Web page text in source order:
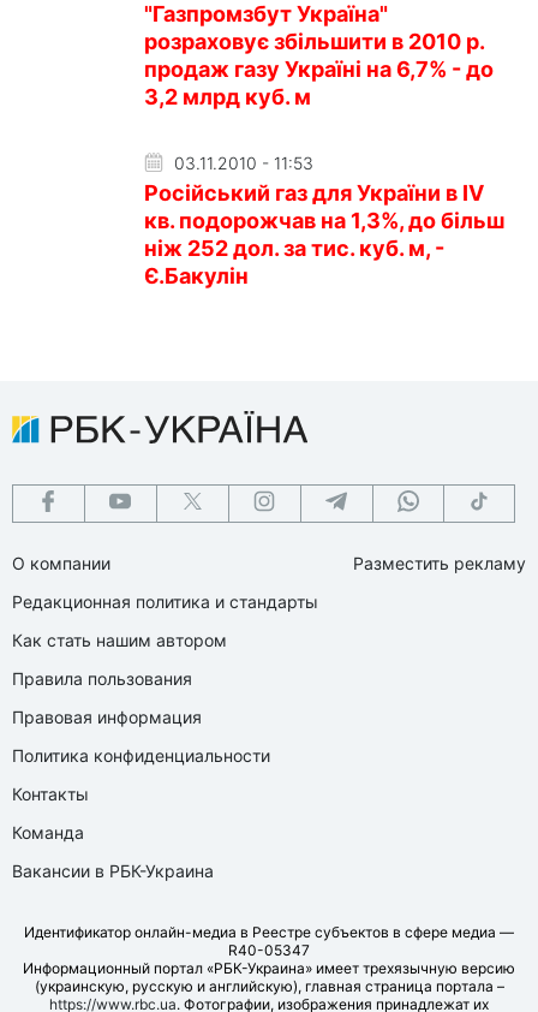
"Газпромзбут Україна"
розраховує збільшити в 2010 р.
продаж газу Україні на 6,7% - до
3,2 млрд куб. м
03.11.2010 - 11:53
Російський газ для України в IV
кв. подорожчав на 1,3%, до більш
ніж 252 дол. за тис. куб. м, -
Є.Бакулін
О компании
Редакционная политика и стандарты
Как стать нашим автором
Правила пользования
Правовая информация
Политика конфиденциальности
Контакты
Команда
Вакансии в РБК-Украина
Разместить рекламу
Идентификатор онлайн-медиа в Реестре субъектов в сфере медиа —
R40-05347
Информационный портал «РБК-Украина» имеет трехязычную версию
(украинскую, русскую и английскую), главная страница портала –
https://www.rbc.ua. Фотографии, изображения принадлежат их